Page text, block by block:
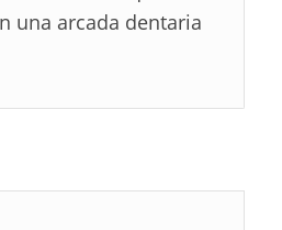
una arcada dentaria